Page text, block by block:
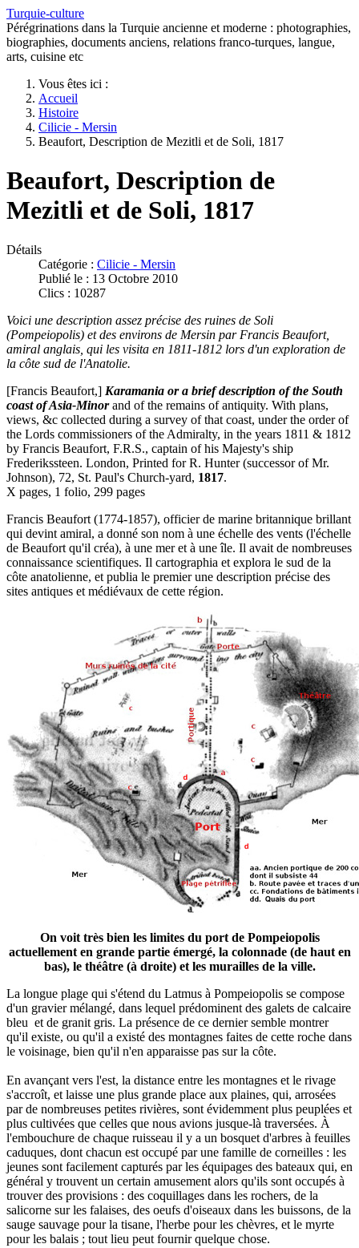
Turquie-culture
Pérégrinations dans la Turquie ancienne et moderne : photographies,
biographies, documents anciens, relations franco-turques, langue,
arts, cuisine etc
Vous êtes ici :
Accueil
Histoire
Cilicie - Mersin
Beaufort, Description de Mezitli et de Soli, 1817
Beaufort, Description de
Mezitli et de Soli, 1817
Détails
Catégorie : Cilicie - Mersin
Publié le : 13 Octobre 2010
Clics : 10287
Voici une description assez précise des ruines de Soli
(Pompeiopolis) et des environs de Mersin par Francis Beaufort,
amiral anglais, qui les visita en 1811-1812 lors d'un exploration de
la côte sud de l'Anatolie.
[Francis Beaufort,] Karamania or a brief description of the South
coast of Asia-Minorand of the remains of antiquity. With plans,
views, &c collected during a survey of that coast, under the order of
the Lords commissioners of the Admiralty, in the years 1811 & 1812
by Francis Beaufort, F.R.S., captain of his Majesty's ship
Frederikssteen. London, Printed for R. Hunter (successor of Mr.
Johnson), 72, St. Paul's Church-yard, 1817.
X pages, 1 folio, 299 pages
Francis Beaufort (1774-1857), officier de marine britannique brillant
qui devint amiral, a donné son nom à une échelle des vents (l'échelle
de Beaufort qu'il créa), à une mer et à une île. Il avait de nombreuses
connaissance scientifiques. Il cartographia et explora le sud de la
côte anatolienne, et publia le premier une description précise des
sites antiques et médiévaux de cette région.
On voit très bien les limites du port de Pompeiopolis
actuellement en grande partie émergé, la colonnade (de haut en
bas), le théâtre (à droite) et les murailles de la ville.
La longue plage qui s'étend du Latmus à Pompeiopolis se compose
d'un gravier mélangé, dans lequel prédominent des galets de calcaire
bleu et de granit gris. La présence de ce dernier semble montrer
qu'il existe, ou qu'il a existé des montagnes faites de cette roche dans
le voisinage, bien qu'il n'en apparaisse pas sur la côte.
En avançant vers l'est, la distance entre les montagnes et le rivage
s'accroît, et laisse une plus grande place aux plaines, qui, arrosées
par de nombreuses petites rivières, sont évidemment plus peuplées et
plus cultivées que celles que nous avions jusque-là traversées. À
l'embouchure de chaque ruisseau il y a un bosquet d'arbres à feuilles
caduques, dont chacun est occupé par une famille de corneilles : les
jeunes sont facilement capturés par les équipages des bateaux qui, en
général y trouvent un certain amusement alors qu'ils sont occupés à
trouver des provisions : des coquillages dans les rochers, de la
salicorne sur les falaises, des oeufs d'oiseaux dans les buissons, de la
sauge sauvage pour la tisane, l'herbe pour les chèvres, et le myrte
pour les balais ; tout lieu peut fournir quelque chose.